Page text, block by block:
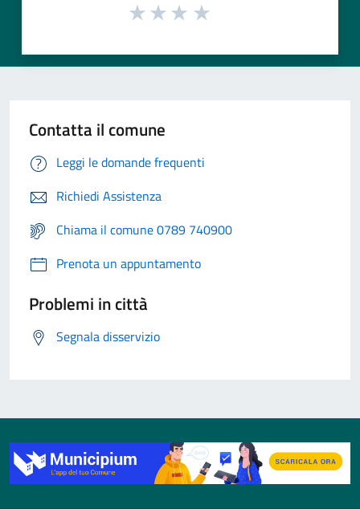
Contatta il comune
Leggi le domande frequenti
Richiedi Assistenza
Chiama il comune 0789 740900
Prenota un appuntamento
Problemi in città
Segnala disservizio